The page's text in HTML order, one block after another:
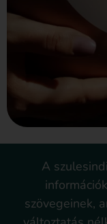
A
szövegeinek,